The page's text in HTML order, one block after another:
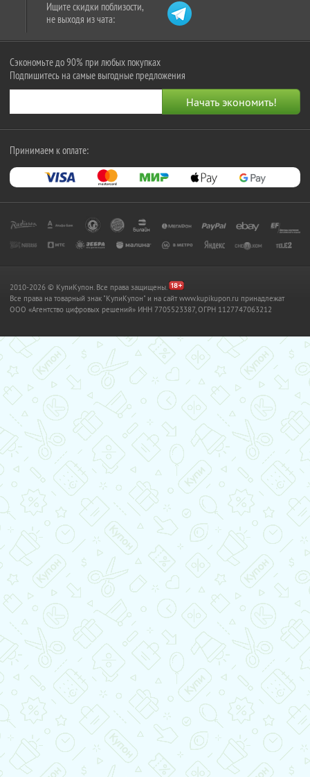
Ищите скидки поблизости,
не выходя из чата:
Сэкономьте до 90% при любых покупках
Подпишитесь на самые выгодные предложения
Принимаем к оплате:
2010-2026 © КупиКупон. Все права защищены.
Все права на товарный знак "КупиКупон" и на сайт www.kupikupon.ru принадлежат
OOO «Агентство цифровых решений» ИНН 7705523387, ОГРН 1127747063212